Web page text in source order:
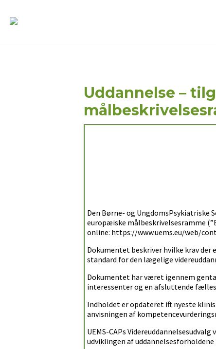
Uddannelse –
Den Børne- og UngdomsPsykiatriske
europæiske målbeskrivelsesramme
online: https://www.uems.eu/web/
Dokumentet beskriver hvilke krav
standard for den lægelige
Dokumentet har været igennem
interessenter og en afsluttende
Indholdet er opdateret ift nyeste
anvisningen af
UEMS-CAPs
udviklingen af